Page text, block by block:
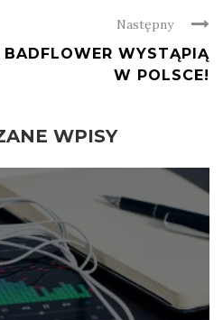
Następny
BADFLOWER WYSTĄPIĄ
W POLSCE!
WPISY